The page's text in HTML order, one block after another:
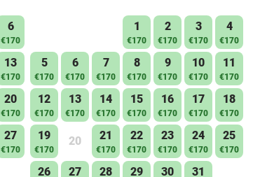
6
€170
13
€170
20
€170
27
€170
1
€170
2
€170
3
€170
4
€170
5
€170
6
€170
7
€170
8
€170
9
€170
10
€170
11
€170
12
€170
13
€170
14
€170
15
€170
16
€170
17
€170
18
€170
19
€170
20 21
€170
22
€170
23
€170
24
€170
25
€170
26 27 28 29 30 31